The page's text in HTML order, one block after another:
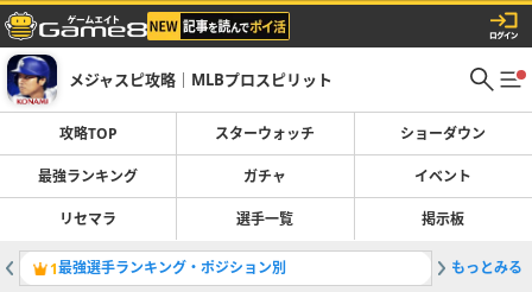
メジャスピ攻略｜MLBプロスピリット
攻略TOP スターウォッチ ショーダウン
最強ランキング ガチャ イベント
リセマラ 選手一覧 掲示板
1最強選手ランキング・ポジション別 2OTWお
もっとみる